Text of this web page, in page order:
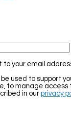
to your email
used to support
to manage access
in our privacy